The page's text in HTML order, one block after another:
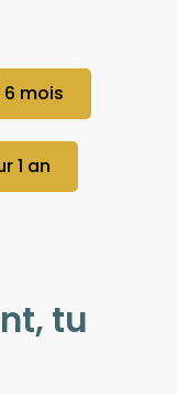
mois
1 an
tu